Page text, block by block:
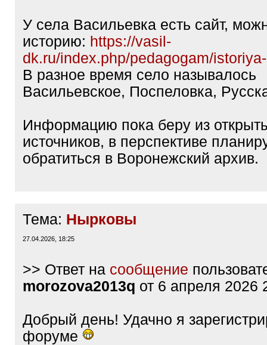
У села Васильевка есть сайт,
историю: https://vasil-
dk.ru/index.php/pedagogam/
В разное время село называлось
Васильевское, Поспеловка,
Информацию пока беру из
источников, в перспективе
обратиться в Воронежский архив.
Тема: Нырковы
27.04.2026, 18:25
>> Ответ на сообщение
morozova2013q от 6 апреля 2026
Добрый день! Удачно я
форуме